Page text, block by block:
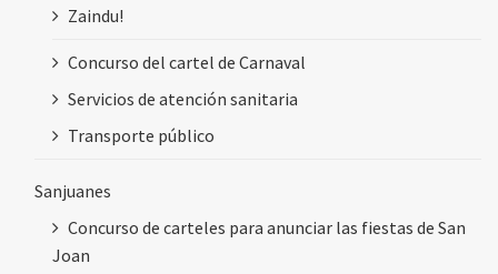
Zaindu!
Concurso del cartel de Carnaval
Servicios de atención sanitaria
Transporte público
Sanjuanes
Concurso de carteles para anunciar las fiestas de San
Joan